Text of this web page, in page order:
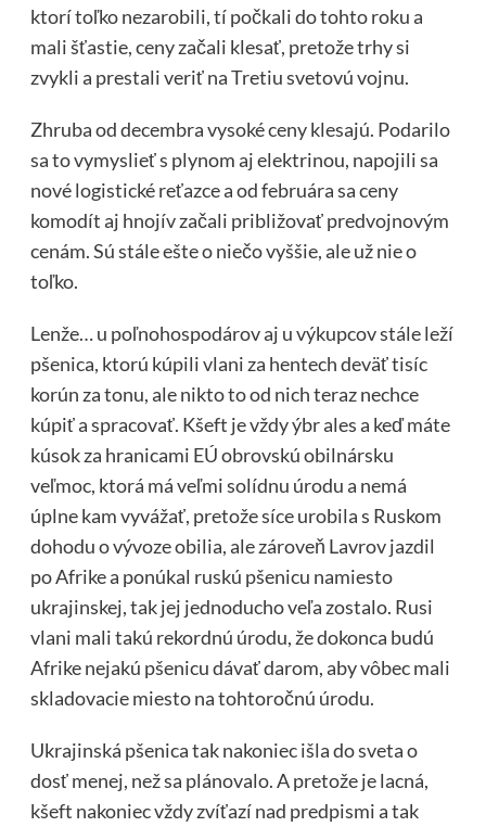
ktorí toľko nezarobili, tí počkali do tohto roku a
mali šťastie, ceny začali klesať, pretože trhy si
zvykli a prestali veriť na Tretiu svetovú vojnu.
Zhruba od decembra vysoké ceny klesajú. Podarilo
sa to vymyslieť s plynom aj elektrinou, napojili sa
nové logistické reťazce a od februára sa ceny
komodít aj hnojív začali približovať predvojnovým
cenám. Sú stále ešte o niečo vyššie, ale už nie o
toľko.
Lenže… u poľnohospodárov aj u výkupcov stále leží
pšenica, ktorú kúpili vlani za hentech deväť tisíc
korún za tonu, ale nikto to od nich teraz nechce
kúpiť a spracovať. Kšeft je vždy ýbr ales a keď máte
kúsok za hranicami EÚ obrovskú obilnársku
veľmoc, ktorá má veľmi solídnu úrodu a nemá
úplne kam vyvážať, pretože síce urobila s Ruskom
dohodu o vývoze obilia, ale zároveň Lavrov jazdil
po Afrike a ponúkal ruskú pšenicu namiesto
ukrajinskej, tak jej jednoducho veľa zostalo. Rusi
vlani mali takú rekordnú úrodu, že dokonca budú
Afrike nejakú pšenicu dávať darom, aby vôbec mali
skladovacie miesto na tohtoročnú úrodu.
Ukrajinská pšenica tak nakoniec išla do sveta o
dosť menej, než sa plánovalo. A pretože je lacná,
kšeft nakoniec vždy zvíťazí nad predpismi a tak